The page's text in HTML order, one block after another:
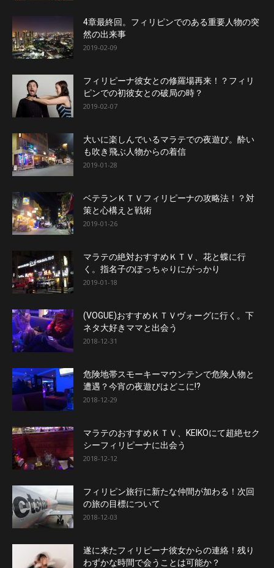
4章最終回。フィリピンでのある重要人物の突
然の出来事
2019-02-09
フィリピーナ彼女との修羅場再来！？フィリ
ピンでの初彼女との破局の時？
2019-02-07
大いに楽しんでいるマラテでの夜遊び。酔い
も吹き飛ぶ人物からの着信
2019-01-28
ベテランＫＴＶフィリピーナの攻略法！？対
策と心構えと戦術
2019-01-26
マラテの絶対おすすめＫＴＶ、花と蝶に行
く。指名子のぽっちゃりにがっかり
2019-01-18
(VOGUE)おすすめＫＴＶヴォーグに行く。下
ネタ大好きママと出会う
2018-12-31
危険地帯スモーキーマウンテンで危険人物と
遭遇？今宵の夜遊びはどこに!?
2018-12-29
マラテのおすすめＫＴＶ、KEIKOにて超絶セク
シーフィリピーナに出会う
2018-12-12
フィリピン旅行に新たな仲間が加わる！次回
の旅の目標について
2018-12-03
遂に来たフィリピーナ彼女からの連絡！残り
わずかな時間で会うことは可能か？